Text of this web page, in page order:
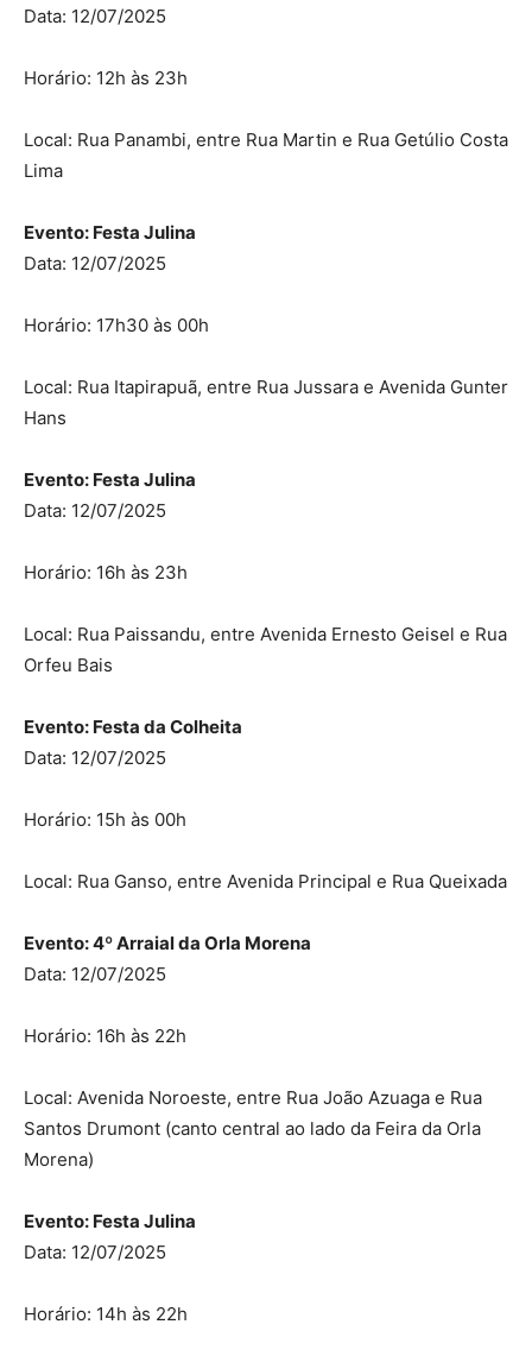
Data: 12/07/2025
Horário: 12h às 23h
Local: Rua Panambi, entre Rua Martin e Rua Getúlio Costa
Lima
Evento: Festa Julina
Data: 12/07/2025
Horário: 17h30 às 00h
Local: Rua Itapirapuã, entre Rua Jussara e Avenida Gunter
Hans
Evento: Festa Julina
Data: 12/07/2025
Horário: 16h às 23h
Local: Rua Paissandu, entre Avenida Ernesto Geisel e Rua
Orfeu Bais
Evento: Festa da Colheita
Data: 12/07/2025
Horário: 15h às 00h
Local: Rua Ganso, entre Avenida Principal e Rua Queixada
Evento: 4º Arraial da Orla Morena
Data: 12/07/2025
Horário: 16h às 22h
Local: Avenida Noroeste, entre Rua João Azuaga e Rua
Santos Drumont (canto central ao lado da Feira da Orla
Morena)
Evento: Festa Julina
Data: 12/07/2025
Horário: 14h às 22h